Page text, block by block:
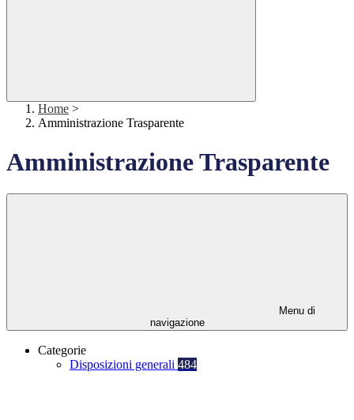
Home >
Amministrazione Trasparente
Amministrazione Trasparente
Menu di
navigazione
Categorie
Disposizioni generali 484